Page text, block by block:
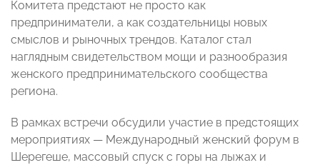
Комитета предстают не просто как
предприниматели, а как создательницы новых
смыслов и рыночных трендов. Каталог стал
наглядным свидетельством мощи и разнообразия
женского предпринимательского сообщества
региона.
В рамках встречи обсудили участие в предстоящих
мероприятиях — Международный женский форум в
Шерегеше, массовый спуск с горы на лыжах и